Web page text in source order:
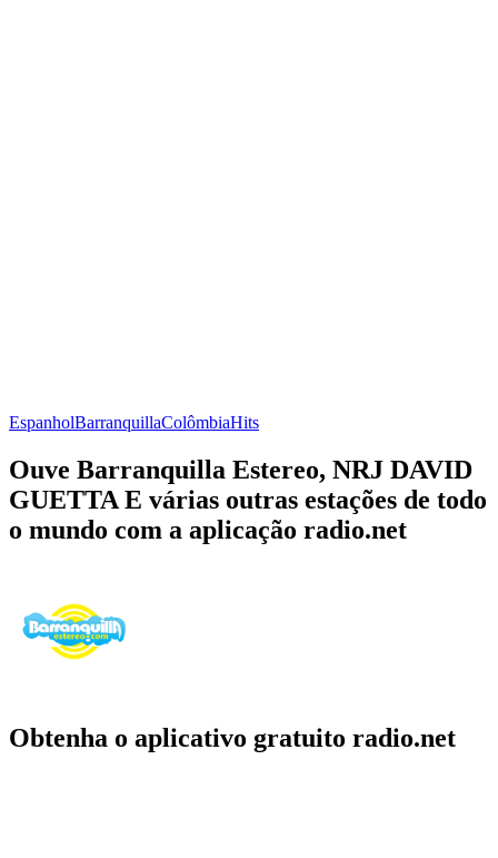
EspanholBarranquillaColômbiaHits
Ouve Barranquilla Estereo, NRJ DAVID
GUETTA E várias outras estações de todo
o mundo com a aplicação radio.net
Obtenha o aplicativo gratuito radio.net